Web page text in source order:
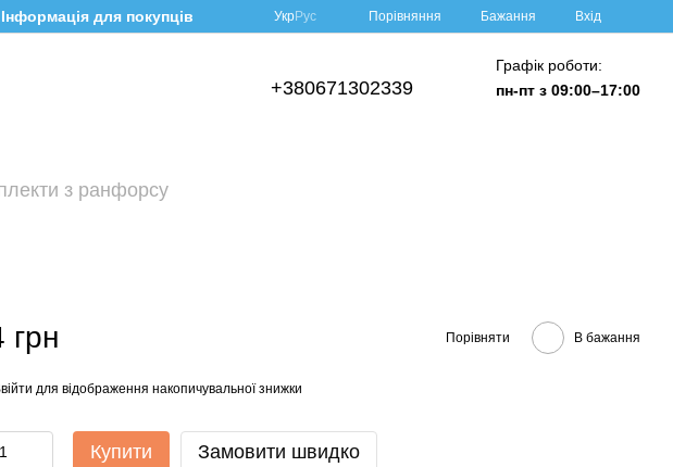
Інформація для покупців УкрРус Порівняння Бажання Вхід
+380671302339
Графік роботи:
пн-пт з 09:00–17:00
з ранфорсу
грн Порівняти В бажання
для відображення накопичувальної знижки
Купити Замовити швидко